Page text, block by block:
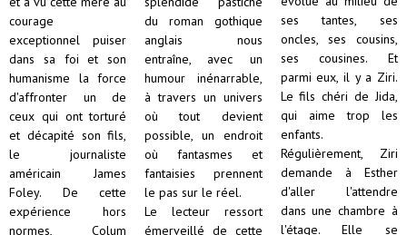
courage
exceptionnel puiser
dans sa foi et son
humanisme la force
d'affronter un de
ceux qui ont torturé
et décapité son fils,
le journaliste
américain James
Foley. De cette
expérience hors
normes, Colum
du roman gothique
anglais nous
entraîne, avec un
humour inénarrable,
à travers un univers
où tout devient
possible, un endroit
où fantasmes et
fantaisies prennent
le pas sur le réel.
Le lecteur ressort
émerveillé de cette
ses tantes, ses
oncles, ses cousins,
ses cousines. Et
parmi eux, il y a Ziri.
Le fils chéri de Jida,
qui aime trop les
enfants.
Régulièrement, Ziri
demande à Esther
d'aller l'attendre
dans une chambre à
l'étage. Elle se